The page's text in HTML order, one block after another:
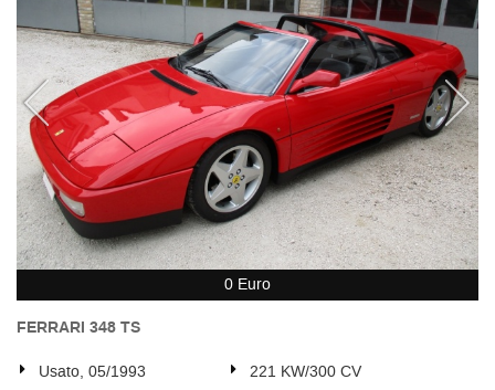
0 Euro
FERRARI 348 TS
Usato, 05/1993
221 KW/300 CV